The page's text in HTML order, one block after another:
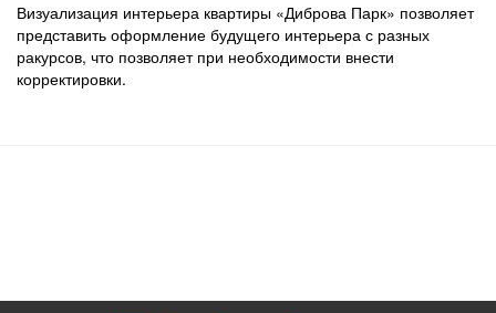
Визуализация интерьера квартиры «Диброва Парк» позволяет
представить оформление будущего интерьера с разных
ракурсов, что позволяет при необходимости внести
корректировки.